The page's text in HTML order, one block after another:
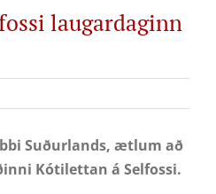
laugardaginn
Suðurlands, ætlum að
Kótilettan á Selfossi.